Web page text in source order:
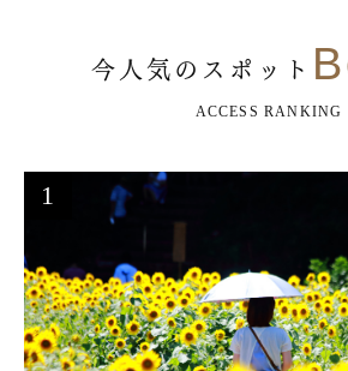
今人気のスポット
ACCESS RANKING